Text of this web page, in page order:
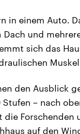
in einem Auto.
und
sich das
den Ausblick
– nach
Forschenden
auf den